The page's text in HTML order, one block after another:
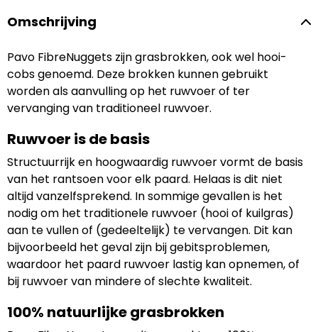
Omschrijving
Pavo FibreNuggets zijn grasbrokken, ook wel hooi-
cobs genoemd. Deze brokken kunnen gebruikt
worden als aanvulling op het ruwvoer of ter
vervanging van traditioneel ruwvoer.
Ruwvoer is de basis
Structuurrijk en hoogwaardig ruwvoer vormt de basis
van het rantsoen voor elk paard. Helaas is dit niet
altijd vanzelfsprekend. In sommige gevallen is het
nodig om het traditionele ruwvoer (hooi of kuilgras)
aan te vullen of (gedeeltelijk) te vervangen. Dit kan
bijvoorbeeld het geval zijn bij gebitsproblemen,
waardoor het paard ruwvoer lastig kan opnemen, of
bij ruwvoer van mindere of slechte kwaliteit.
100% natuurlijke grasbrokken